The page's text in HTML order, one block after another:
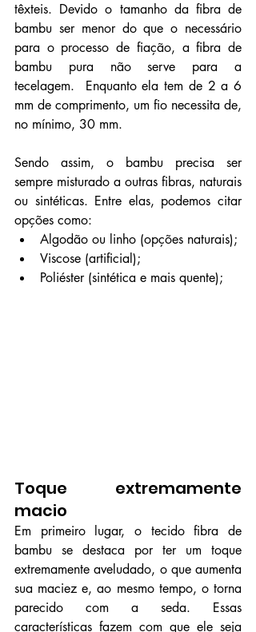
têxteis. Devido o tamanho da fibra de
bambu ser menor do que o necessário
para o processo de fiação, a fibra de
bambu pura não serve para a
tecelagem.  Enquanto ela tem de 2 a 6
mm de comprimento, um fio necessita de,
no mínimo, 30 mm.
Sendo assim, o bambu precisa ser
sempre misturado a outras fibras, naturais
ou sintéticas. Entre elas, podemos citar
opções como:
Algodão ou linho (opções naturais);
Viscose (artificial);
Poliéster (sintética e mais quente);
Toque extremamente
macio
Em primeiro lugar, o tecido fibra de
bambu se destaca por ter um toque
extremamente aveludado, o que aumenta
sua maciez e, ao mesmo tempo, o torna
parecido com a seda. Essas
características fazem com que ele seja